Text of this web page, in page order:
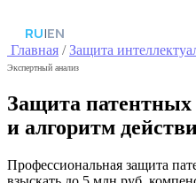
RU|EN
Главная /Защита
Экспертный анализ
Защита патентных
и алгоритм
Профессиональная защита